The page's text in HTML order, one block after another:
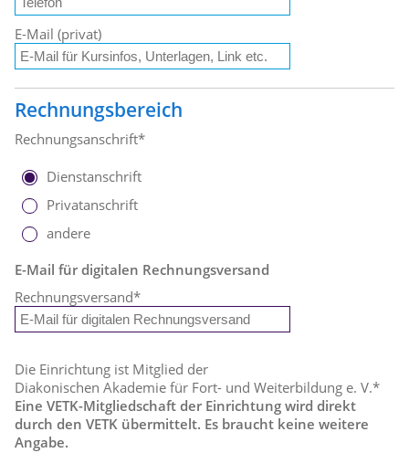
E-Mail (privat)
Rechnungsbereich
Rechnungsanschrift*
Dienstanschrift
Privatanschrift
andere
E-Mail für digitalen Rechnungsversand
Rechnungsversand*
Die Einrichtung ist Mitglied der
Diakonischen Akademie für Fort- und Weiterbildung e. V.*
Eine VETK-Mitgliedschaft der Einrichtung wird direkt
durch den VETK übermittelt. Es braucht keine weitere
Angabe.